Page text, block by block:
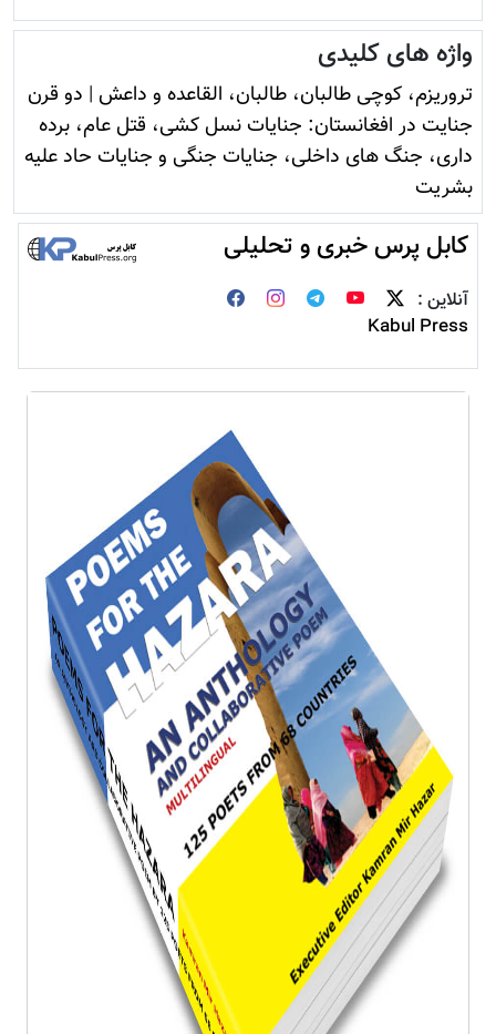
واژه های کلیدی
تروريزم، کوچی طالبان، طالبان، القاعده و داعش | دو قرن
جنایت در افغانستان: جنایات نسل کشی، قتل عام، برده
داری، جنگ های داخلی، جنایات جنگی و جنایات حاد علیه
بشریت
کابل پرس خبری و تحلیلی
آنلاین :
Kabul Press